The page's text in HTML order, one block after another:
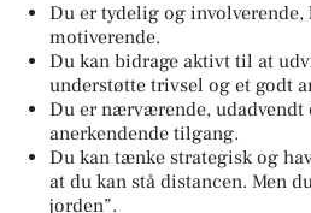
Du er tydelig og
motiverende.
Du kan bidrage aktivt til at
understøtte trivsel og et godt
Du er nærværende,
anerkendende tilgang.
Du kan tænke strategisk og
at du kan stå distancen. Men
jorden”.